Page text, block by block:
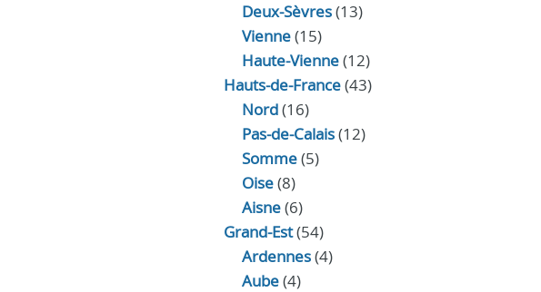
Deux-Sèvres(13)
Vienne(15)
Haute-Vienne(12)
Hauts-de-France(43)
Nord(16)
Pas-de-Calais(12)
Somme(5)
Oise(8)
Aisne(6)
Grand-Est(54)
Ardennes(4)
Aube(4)